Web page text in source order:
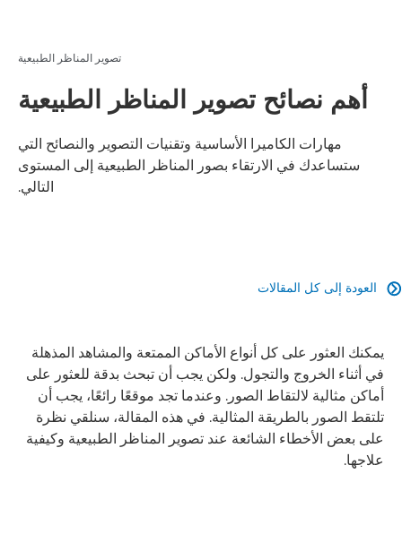
تصوير المناظر الطبيعية
أهم نصائح تصوير المناظر الطبيعية
مهارات الكاميرا الأساسية وتقنيات التصوير والنصائح التي
ستساعدك في الارتقاء بصور المناظر الطبيعية إلى المستوى
التالي.
العودة إلى كل المقالات 
يمكنك العثور على كل أنواع الأماكن الممتعة والمشاهد المذهلة
في أثناء الخروج والتجول. ولكن يجب أن تبحث بدقة للعثور على
أماكن مثالية لالتقاط الصور. وعندما تجد موقعًا رائعًا، يجب أن
تلتقط الصور بالطريقة المثالية. في هذه المقالة، سنلقي نظرة
على بعض الأخطاء الشائعة عند تصوير المناظر الطبيعية وكيفية
علاجها.